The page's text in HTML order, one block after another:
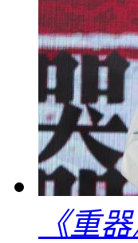
《重